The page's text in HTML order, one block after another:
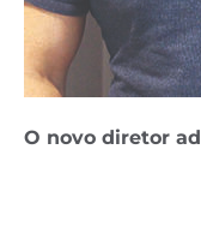
O novo diretor